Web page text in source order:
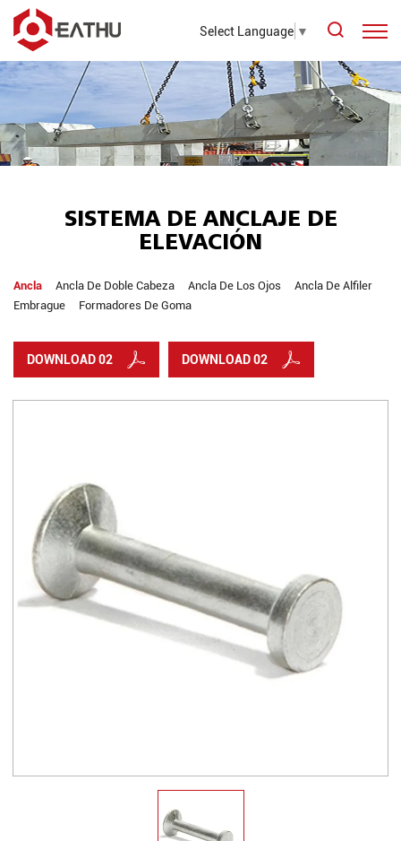
Select Language ▼
SISTEMA DE ANCLAJE DE
ELEVACIÓN
Ancla Ancla De Doble Cabeza Ancla De Los Ojos
Ancla De Alfiler
Embrague
Formadores De Goma
DOWNLOAD 02 DOWNLOAD 02